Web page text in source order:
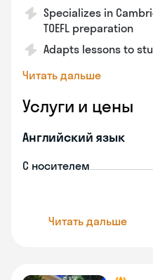
Specializes in
TOEFL preparation
Adapts lessons to
Читать дальше
Услуги и цены
Английский язык
С носителем
Читать дальше